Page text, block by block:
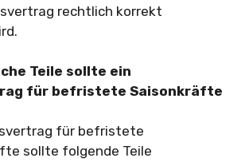
rechtlich korrekt
Teile sollte ein
für befristete Saisonkräfte
für befristete
sollte folgende Teile